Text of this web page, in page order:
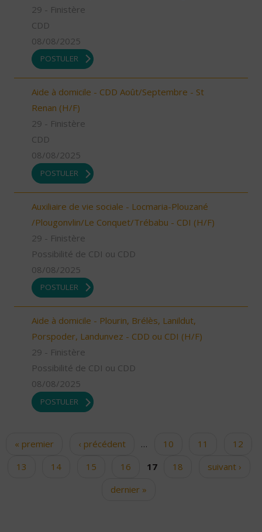
29 - Finistère
CDD
08/08/2025
POSTULER
Aide à domicile - CDD Août/Septembre - St
Renan (H/F)
29 - Finistère
CDD
08/08/2025
POSTULER
Auxiliaire de vie sociale - Locmaria-Plouzané
/Plougonvlin/Le Conquet/Trébabu - CDI (H/F)
29 - Finistère
Possibilité de CDI ou CDD
08/08/2025
POSTULER
Aide à domicile - Plourin, Brélès, Lanildut,
Porspoder, Landunvez - CDD ou CDI (H/F)
29 - Finistère
Possibilité de CDI ou CDD
08/08/2025
POSTULER
Pages
« premier ‹ précédent … 10 11
12
13
14 15 16 17 18
suivant ›
dernier »